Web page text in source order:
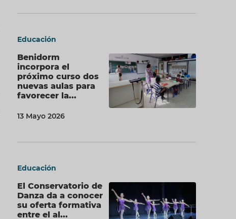
Educación
Benidorm
incorpora el
próximo curso dos
nuevas aulas para
favorecer la...
13 Mayo 2026
Educación
El Conservatorio de
Danza da a conocer
su oferta formativa
entre el al...